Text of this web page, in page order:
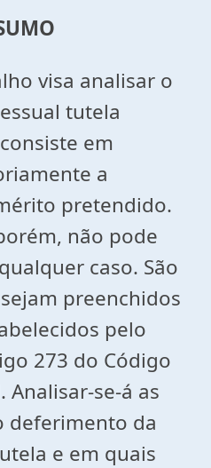
visa analisar o
tutela
em
a
pretendido.
não pode
caso. São
preenchidos
pelo
273 do Código
Analisar-se-á as
deferimento da
e em quais